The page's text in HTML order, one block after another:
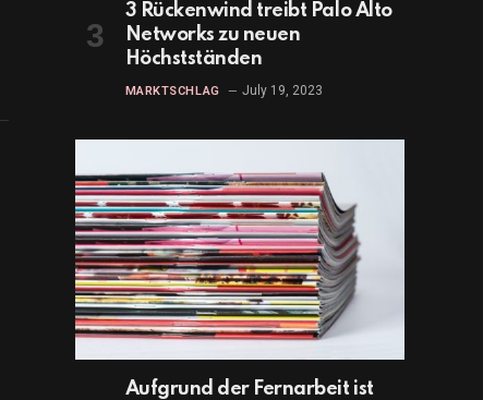
3 Rückenwind treibt Palo Alto
Networks zu neuen
Höchstständen
MARKTSCHLAG July 19, 2023
Aufgrund der Fernarbeit ist